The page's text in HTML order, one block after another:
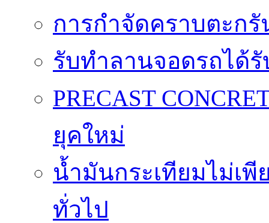
การกำจัดคราบตะกรั
รับทำลานจอดรถได้
PRECAST
ยุคใหม่
น้ำมันกระเทียมไม่เ
ทั่วไป